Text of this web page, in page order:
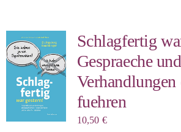
Sophie Berg
Sophia Rauchberg
Dr. Rauchberger
Schlagfertig
Gespraeche und
fuehren
10,50 €